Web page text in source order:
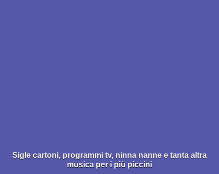
Sigle cartoni, programmi tv, ninna nanne e tanta altra
musica per i più piccini